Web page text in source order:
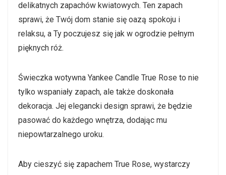
delikatnych zapachów kwiatowych. Ten zapach
sprawi, że Twój dom stanie się oazą spokoju i
relaksu, a Ty poczujesz się jak w ogrodzie pełnym
pięknych róż.
Świeczka wotywna Yankee Candle True Rose to nie
tylko wspaniały zapach, ale także doskonała
dekoracja. Jej elegancki design sprawi, że będzie
pasować do każdego wnętrza, dodając mu
niepowtarzalnego uroku.
Aby cieszyć się zapachem True Rose, wystarczy